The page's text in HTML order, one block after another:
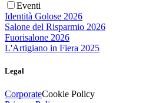
Eventi
Identità Golose 2026
Salone del Risparmio 2026
Fuorisalone 2026
L'Artigiano in Fiera 2025
Legal
CorporateCookie Policy